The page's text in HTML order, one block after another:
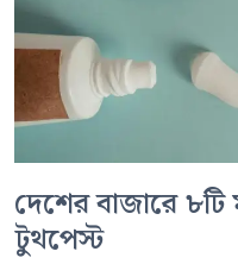
দেশের বাজারে ৮টি
টুথপেস্ট